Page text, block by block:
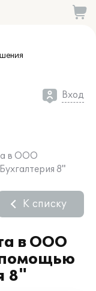
Вход
в ООО
8"
в ООО
8"
К списку